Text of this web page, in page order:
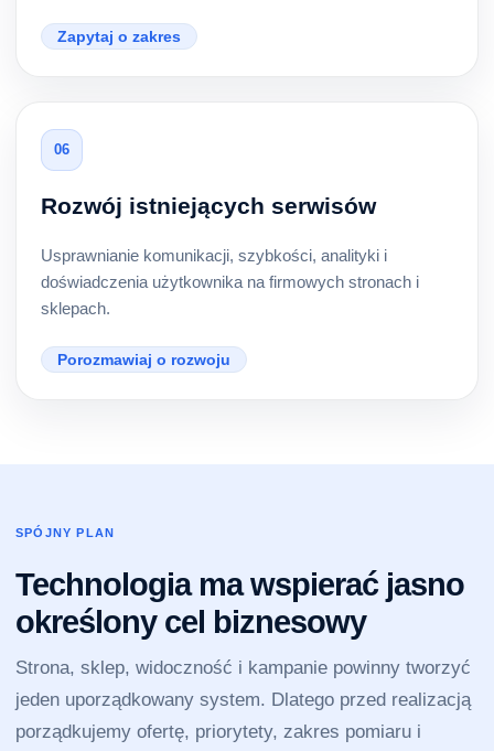
Zapytaj o zakres
06
Rozwój istniejących serwisów
Usprawnianie komunikacji, szybkości, analityki i
doświadczenia użytkownika na firmowych stronach i
sklepach.
Porozmawiaj o rozwoju
SPÓJNY PLAN
Technologia ma wspierać jasno
określony cel biznesowy
Strona, sklep, widoczność i kampanie powinny tworzyć
jeden uporządkowany system. Dlatego przed realizacją
porządkujemy ofertę, priorytety, zakres pomiaru i